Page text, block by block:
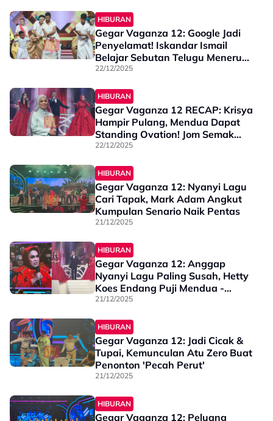
HIBURAN
Gegar Vaganza 12: Google Jadi
Penyelamat! Iskandar Ismail
Belajar Sebutan Telugu Menerusi
Internet - “Sekarang Dah
22/12/2025
HIBURAN
Gegar Vaganza 12 RECAP: Krisya
Hampir Pulang, Mendua Dapat
Standing Ovation! Jom Semak
Komen & Markah Penuh Minggu
22/12/2025
HIBURAN
Gegar Vaganza 12: Nyanyi Lagu
Cari Tapak, Mark Adam Angkut
Kumpulan Senario Naik Pentas
21/12/2025
HIBURAN
Gegar Vaganza 12: Anggap
Nyanyi Lagu Paling Susah, Hetty
Koes Endang Puji Mendua -
“Sharp Atau Flat, Tak Ada…”
21/12/2025
HIBURAN
Gegar Vaganza 12: Jadi Cicak &
Tupai, Kemunculan Atu Zero Buat
Penonton 'Pecah Perut'
21/12/2025
HIBURAN
Gegar Vaganza 12: Peluang